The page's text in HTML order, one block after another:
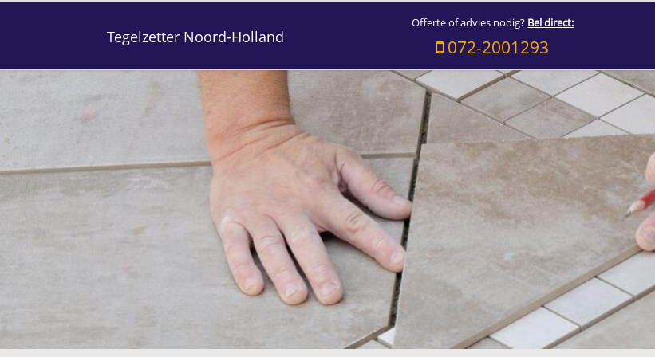
Tegelzetter Noord-Holland
Offerte of advies nodig? Bel direct:
072-2001293